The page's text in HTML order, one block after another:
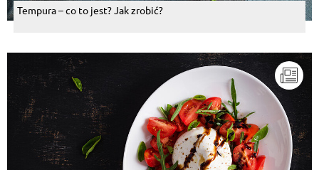
Tempura – co to jest? Jak zrobić?